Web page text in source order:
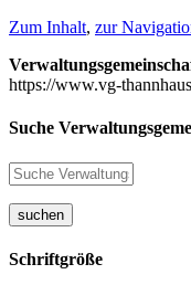
Zum Inhalt, zur
https://www.vg-
Suche
suchen
Schriftgröße